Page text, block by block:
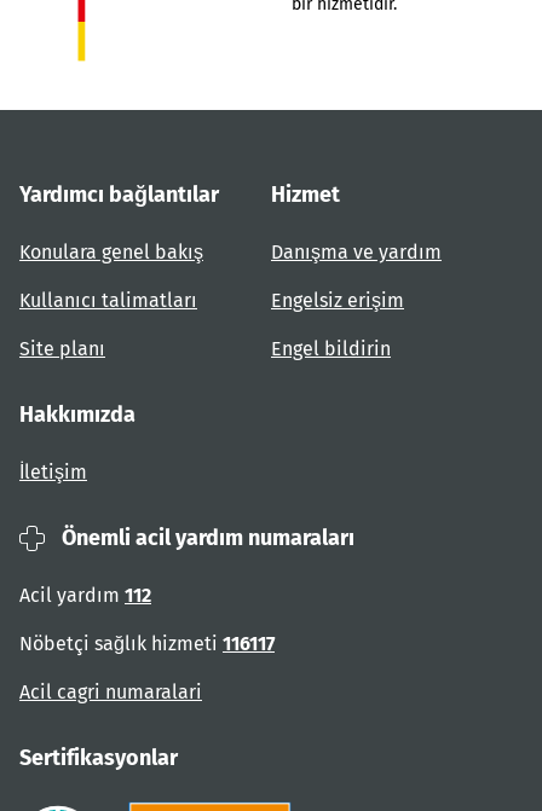
bir hizmetidir.
Yardımcı bağlantılar
Konulara genel bakış
Kullanıcı talimatları
Site planı
Hizmet
Danışma ve yardım
Engelsiz erişim
Engel bildirin
Hakkımızda
İletişim
Önemli acil yardım numaraları
Acil yardım 112
Nöbetçi sağlık hizmeti 116117
Acil cagri numaralari
Sertifikasyonlar